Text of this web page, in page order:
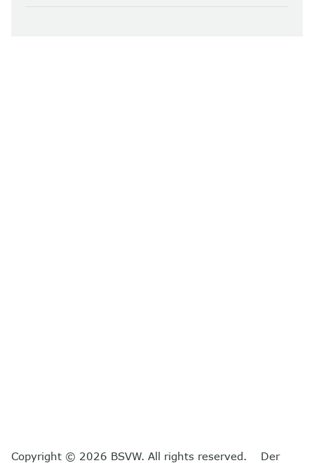
Copyright © 2026 BSVW. All rights reserved. Der